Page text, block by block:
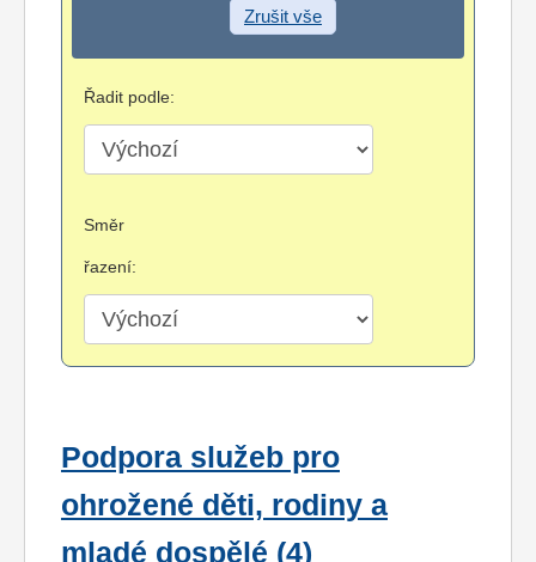
Zrušit vše
Řadit podle:
Směr
řazení:
Podpora služeb pro
ohrožené děti, rodiny a
mladé dospělé (4)